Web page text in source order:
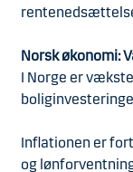
Norsk økonomi:
I Norge er
Inflationen er
og